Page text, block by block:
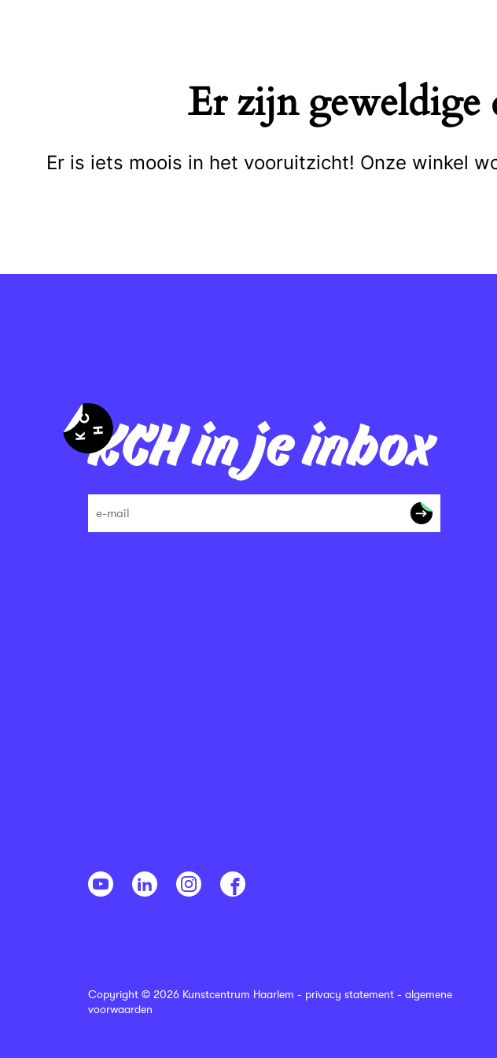
Er zijn geweldige
Er is iets moois in het vooruitzicht! Onze winkel
KCH in je inbox
Copyright © 2026 Kunstcentrum Haarlem - privacy statement - algemene
voorwaarden